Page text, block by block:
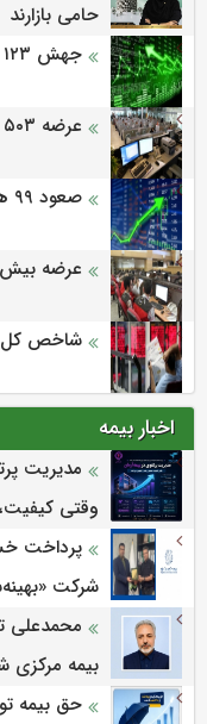
حامی بازارند
جهش ۱۲۳ هزار واحدی شاخص بورس
عرضه ۵۰۳ هزار تنی محصولات در بورس کالا
صعود ۹۹ هزار واحدی شاخص بورس
عرضه بیش‌از ۳.۲ میلیون تن محصول در
شاخص کل ۲۰ هزار واحد افت کرد
اخبار بیمه
مدیریت
وقتی
شرکت
محمدعلی
بیمه مركزی
حق بیمه